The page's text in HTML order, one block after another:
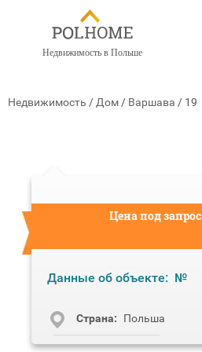
Недвижимость в Польше
Недвижимость / Дом / Варшава / 19
Цена под запрос
Данные об объекте: №
Cтрана: Польша